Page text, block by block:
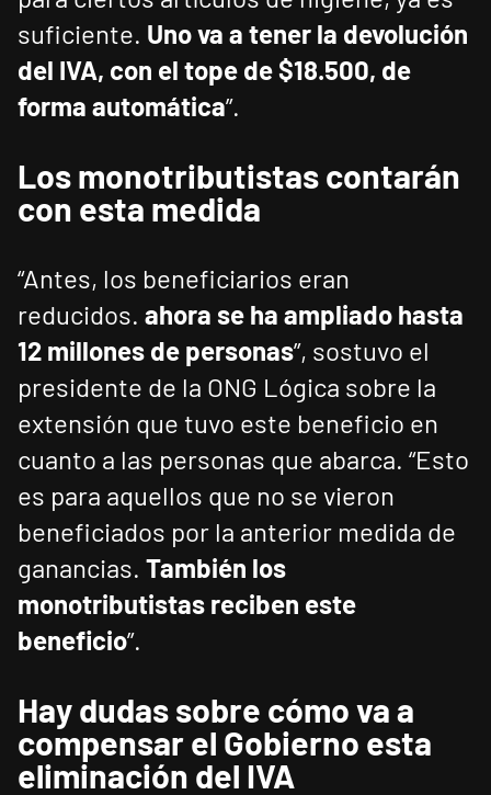
suficiente. Uno va a tener la devolución
del IVA, con el tope de $18.500, de
forma automática”.
Los monotributistas contarán
con esta medida
“Antes, los beneficiarios eran
reducidos. ahora se ha ampliado hasta
12 millones de personas”, sostuvo el
presidente de la ONG Lógica sobre la
extensión que tuvo este beneficio en
cuanto a las personas que abarca. “Esto
es para aquellos que no se vieron
beneficiados por la anterior medida de
ganancias. También los
monotributistas reciben este
beneficio”.
Hay dudas sobre cómo va a
compensar el Gobierno esta
eliminación del IVA